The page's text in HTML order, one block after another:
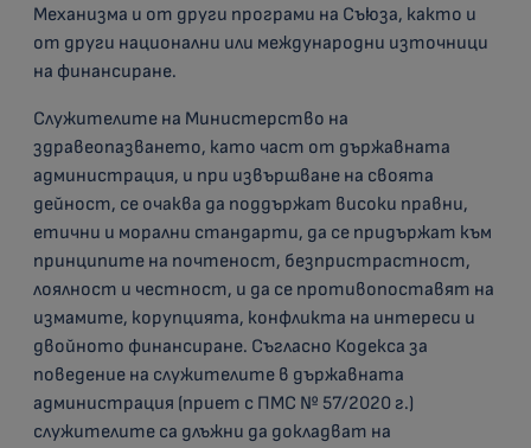
Механизма и от други програми на Съюза, както и
от други национални или международни източници
на финансиране.
Служителите на Министерство на
здравеопазването, като част от държавната
администрация, и при извършване на своята
дейност, се очаква да поддържат високи правни,
етични и морални стандарти, да се придържат към
принципите на почтеност, безпристрастност,
лоялност и честност, и да се противопоставят на
измамите, корупцията, конфликта на интереси и
двойното финансиране. Съгласно Кодекса за
поведение на служителите в държавната
администрация (приет с ПМС № 57/2020 г.)
служителите са длъжни да докладват на